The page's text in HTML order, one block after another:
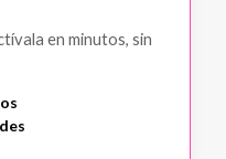
en minutos, sin